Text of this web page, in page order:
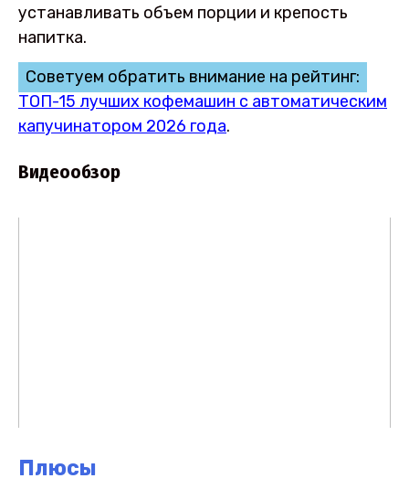
устанавливать объем порции и крепость
напитка.
Советуем обратить внимание на рейтинг:
ТОП-15 лучших кофемашин с автоматическим
капучинатором 2026 года.
Видеообзор
Плюсы